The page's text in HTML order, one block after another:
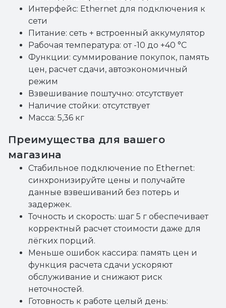
Интерфейс: Ethernet для подключения к
сети
Питание: сеть + встроенный аккумулятор
Рабочая температура: от -10 до +40 °C
Функции: суммирование покупок, память
цен, расчет сдачи, автоэкономичный
режим
Взвешивание поштучно: отсутствует
Наличие стойки: отсутствует
Масса: 5,36 кг
Преимущества для вашего
магазина
Стабильное подключение по Ethernet:
синхронизируйте цены и получайте
данные взвешиваний без потерь и
задержек.
Точность и скорость: шаг 5 г обеспечивает
корректный расчет стоимости даже для
лёгких порций.
Меньше ошибок кассира: память цен и
функция расчета сдачи ускоряют
обслуживание и снижают риск
неточностей.
Готовность к работе целый день: